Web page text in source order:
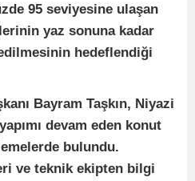
95 seviyesine ulaşan
yaz sonuna kadar
hedeflendiği
Bayram Taşkın, Niyazi
devam eden konut
bulundu.
ve teknik ekipten bilgi